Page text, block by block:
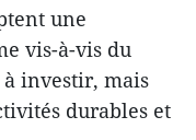
une
vis-à-vis du
à investir, mais
durables et